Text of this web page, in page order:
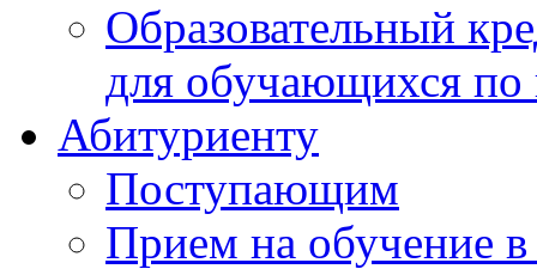
Образовательный
для обучающихся
Абитуриенту
Поступающим
Прием на обучение в